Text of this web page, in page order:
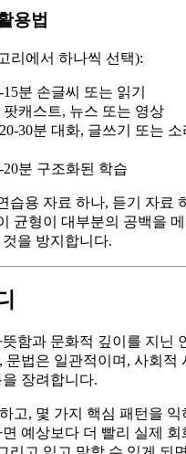
용법
리에서 하나씩 선택):
15분 손글씨 또는 읽기
팟캐스트, 뉴스 또는 영상
30분 대화, 글쓰기 또는
20분 구조화된 학습
습용 자료 하나, 듣기 자료
균형이 대부분의 공백을
을 방지합니다.
함과 문화적 깊이를 지닌
문법은 일관적이며, 사회적
장려합니다.
고, 몇 가지 핵심 패턴을 익
예상보다 더 빨리 실제 회